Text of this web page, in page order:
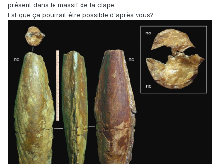
présent dans le massif de la clape.
Est que ça pourrait être possible d'après vous?